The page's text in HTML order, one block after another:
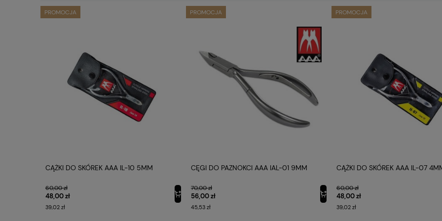
PROMOCJA
CĄŻKI DO SKÓREK AAA IL-10 5MM
60,00 zł
48,00 zł
39,02 zł
PROMOCJA
CĘGI DO PAZNOKCI AAA IAL-01 9MM
70,00 zł
56,00 zł
45,53 zł
PROMOCJA
CĄŻKI DO SKÓREK AAA IL-07
60,00 zł
48,00 zł
39,02 zł